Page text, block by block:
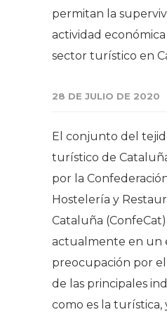
permitan la
actividad económica
sector turístico en
28 DE JULIO DE 2020
El conjunto del
turístico de
por la
Hostelería y
Cataluña
actualmente en un
preocupación por
de las principales
como es la turística,